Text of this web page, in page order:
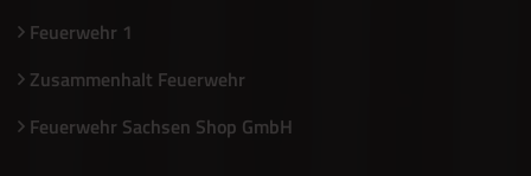
Feuerwehr 1
Zusammenhalt Feuerwehr
Feuerwehr Sachsen Shop GmbH